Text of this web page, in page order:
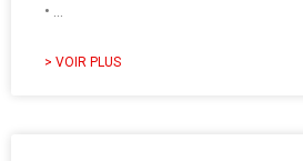
• …
> VOIR PLUS